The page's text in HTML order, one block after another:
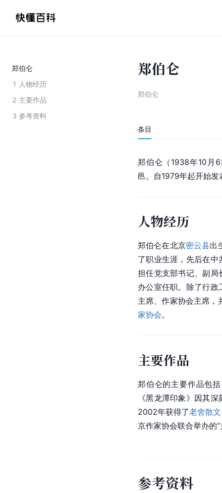
郑伯仑
1 人物经历
2 主要作品
3 参考资料
郑伯仑
郑伯仑
条目
郑伯仑（1938年10月
邑。自1979年起开始
人物经历
郑伯仑在北京密云县出
了职业生涯，先后在
担任党支部书记、副局
办公室任职。除了行
主席、作家协会主席，
家协会。
主要作品
郑伯仑的主要作品包
《黑龙潭印象》因其
2002年获得了老舍散
京作家协会联合举办的
参考资料